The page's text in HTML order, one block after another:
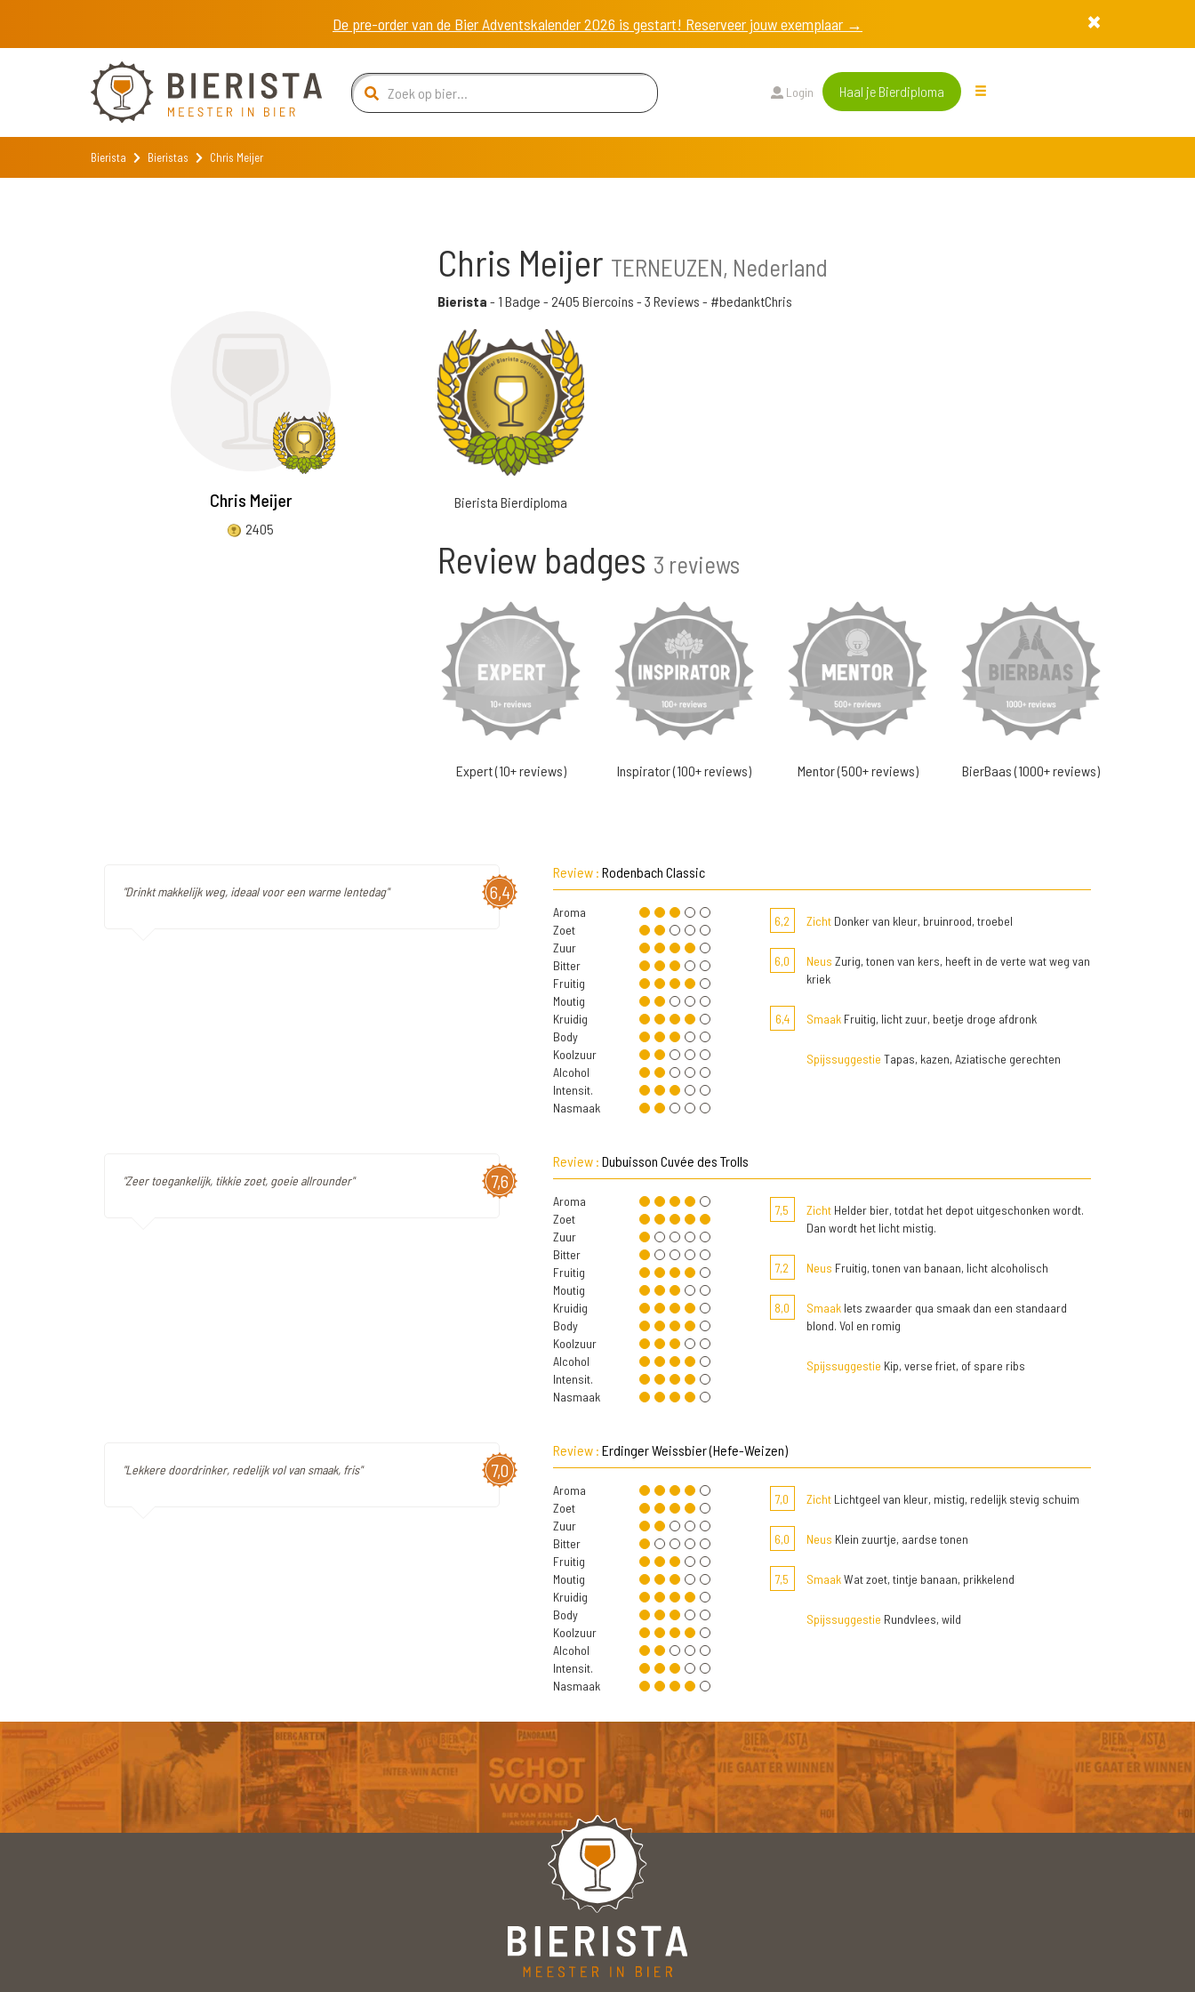
De pre-order van de Bier Adventskalender 2026 is gestart! Reserveer jouw exemplaar →
Login Haal je Bierdiploma
Bierista Bieristas Chris Meijer
Chris Meijer
2405
Chris Meijer TERNEUZEN, Nederland
Bierista - 1 Badge - 2405 Biercoins - 3 Reviews - #bedanktChris
Bierista Bierdiploma
Review badges 3 reviews
Expert (10+ reviews) Inspirator (100+ reviews) Mentor (500+ reviews) BierBaas (1000+ reviews)
6,4
"Drinkt makkelijk weg, ideaal voor een warme lentedag"
Review : Rodenbach Classic
Aroma
Zoet
Zuur
Bitter
Fruitig
Moutig
Kruidig
Body
Koolzuur
Alcohol
Intensit.
Nasmaak
6,2 ZichtDonker van kleur, bruinrood, troebel
6,0 Neus Zurig, tonen van kers, heeft in de verte wat weg van
kriek
6,4 SmaakFruitig, licht zuur, beetje droge afdronk
Spijssuggestie Tapas, kazen, Aziatische gerechten
7,6
"Zeer toegankelijk, tikkie zoet, goeie allrounder"
Review : Dubuisson Cuvée des Trolls
Aroma
Zoet
Zuur
Bitter
Fruitig
Moutig
Kruidig
Body
Koolzuur
Alcohol
Intensit.
Nasmaak
7,5 ZichtHelder bier, totdat het depot uitgeschonken wordt.
Dan wordt het licht mistig.
7,2 Neus Fruitig, tonen van banaan, licht alcoholisch
8,0 SmaakIets zwaarder qua smaak dan een standaard
blond. Vol en romig
Spijssuggestie Kip, verse friet, of spare ribs
7,0
"Lekkere doordrinker, redelijk vol van smaak, fris"
Review : Erdinger Weissbier (Hefe-Weizen)
Aroma
Zoet
Zuur
Bitter
Fruitig
Moutig
Kruidig
Body
Koolzuur
Alcohol
Intensit.
Nasmaak
7,0 ZichtLichtgeel van kleur, mistig, redelijk stevig schuim
6,0 Neus Klein zuurtje, aardse tonen
7,5 SmaakWat zoet, tintje banaan, prikkelend
Spijssuggestie Rundvlees, wild